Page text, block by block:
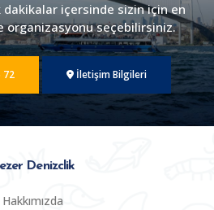
içersinde sizin için en
organizasyonu seçebilirsiniz.
72 İletişim Bilgileri
Denizclik
Hakkımızda